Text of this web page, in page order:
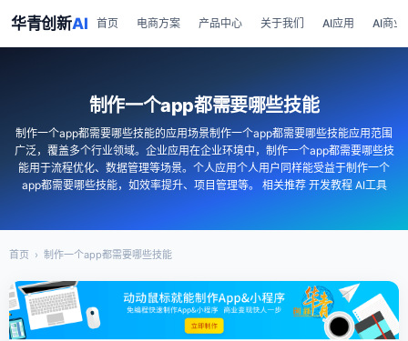
华青创新AI 首页 电商方案 产品中心 关于我们 AI应用 AI商业
制作一个app都需要哪些技能
制作一个app都需要哪些技能的应用场景制作一个app都需要哪些技能应用范围
广泛，覆盖多个行业领域。企业应用在企业环境中，制作一个app都需要哪些技
能用于流程优化、数据管理等场景。个人应用个人用户同样能受益于制作一个
app都需要哪些技能，如效率提升、项目管理等。 相关推荐 开发教程 AI工具
首页 › 制作一个app都需要哪些技能